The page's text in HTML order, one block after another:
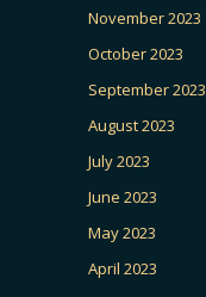
November 2023
October 2023
September 2023
August 2023
July 2023
June 2023
May 2023
April 2023